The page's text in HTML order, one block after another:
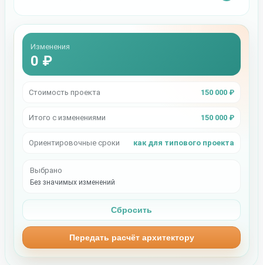
Изменения
0 ₽
Стоимость проекта 150 000 ₽
Итого с изменениями 150 000 ₽
Ориентировочные сроки как для типового проекта
Выбрано
Без значимых изменений
Сбросить
Передать расчёт архитектору